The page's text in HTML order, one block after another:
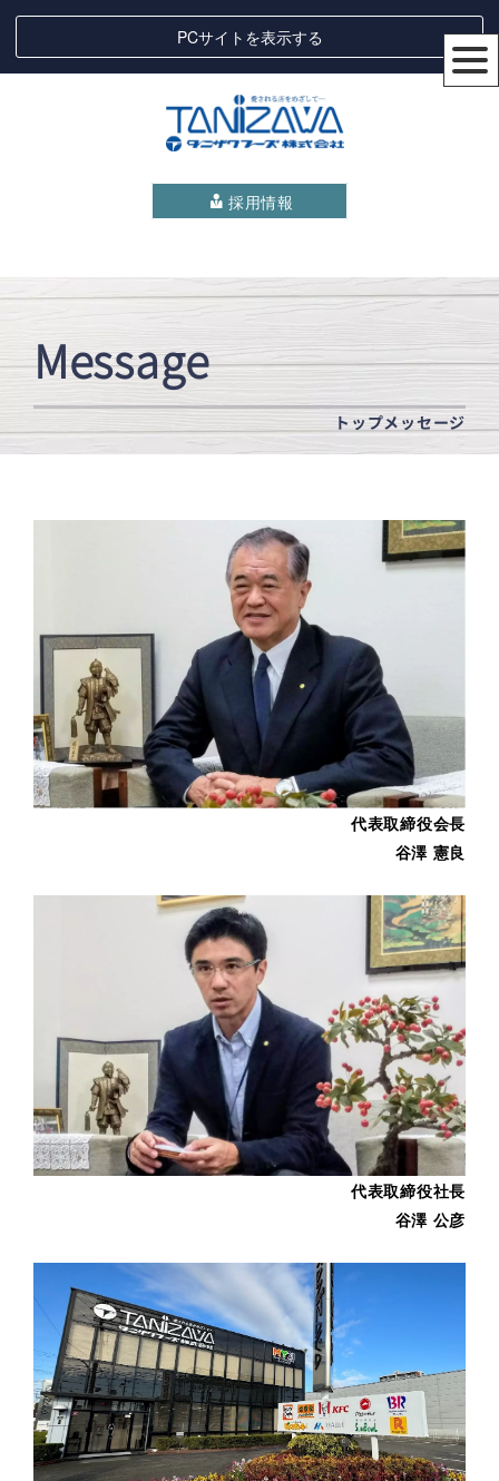
PCサイトを表示する
採用情報
Message
トップメッセージ
代表取締役会長
谷澤 憲良
代表取締役社長
谷澤 公彦